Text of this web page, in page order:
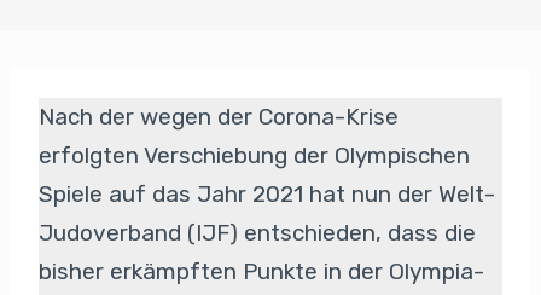
Nach der wegen der Corona-Krise
erfolgten Verschiebung der Olympischen
Spiele auf das Jahr 2021 hat nun der Welt-
Judoverband (IJF) entschieden, dass die
bisher erkämpften Punkte in der Olympia-